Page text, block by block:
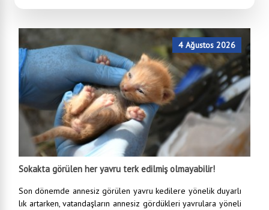
4 Ağustos 2026
Sokakta görülen her yavru terk edilmiş olmayabilir!
Son dönemde annesiz görülen yavru kedilere yönelik duyarlı
lık artarken, vatandaşların annesiz gördükleri yavrulara yöneli